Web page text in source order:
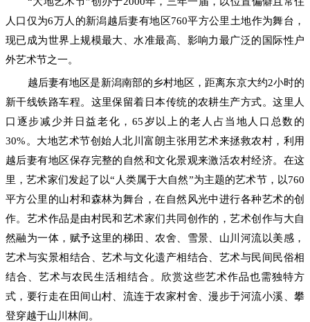
人口仅为6万人的新潟越后妻有地区760平方公里土地作为舞台，
现已成为世界上规模最大、水准最高、影响力最广泛的国际性户
外艺术节之一。
越后妻有地区是新潟南部的乡村地区，距离东京大约2小时的
新干线铁路车程。这里保留着日本传统的农耕生产方式。这里人
口逐步减少并日益老化，65岁以上的老人占当地人口总数的
30%。大地艺术节创始人北川富朗主张用艺术来拯救农村，利用
越后妻有地区保存完整的自然和文化景观来激活农村经济。在这
里，艺术家们发起了以“人类属于大自然”为主题的艺术节，以760
平方公里的山村和森林为舞台，在自然风光中进行各种艺术的创
作。艺术作品是由村民和艺术家们共同创作的，艺术创作与大自
然融为一体，赋予这里的梯田、农舍、雪景、山川河流以美感，
艺术与实景相结合、艺术与文化遗产相结合、艺术与民间民俗相
结合、艺术与农民生活相结合。欣赏这些艺术作品也需独特方
式，要行走在田间山村、流连于农家村舍、漫步于河流小溪、攀
登穿越于山川林间。